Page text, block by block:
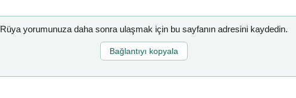
Rüya yorumunuza daha sonra ulaşmak için bu sayfanın adresini kaydedin.
Bağlantıyı kopyala